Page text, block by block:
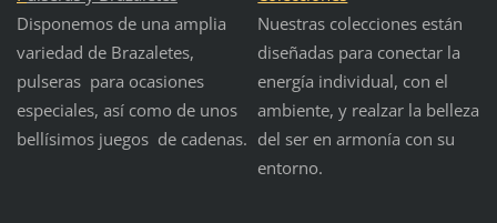
Disponemos de una amplia
variedad de Brazaletes,
pulseras para ocasiones
especiales, así como de unos
bellísimos juegos de cadenas.
Nuestras colecciones están
diseñadas para conectar la
energía individual, con el
ambiente, y realzar la belleza
del ser en armonía con su
entorno.